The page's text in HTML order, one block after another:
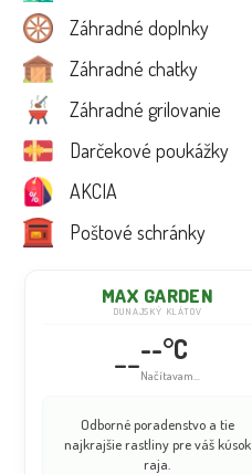
Záhradné doplnky
Záhradné chatky
Záhradné grilovanie
Darčekové poukážky
AKCIA
Poštové schránky
MAX GARDEN
DUNAJSKÝ KLÁTOV
----°C
Načítavam...
Odborné poradenstvo a tie
najkrajšie rastliny pre váš kúsok
raja.